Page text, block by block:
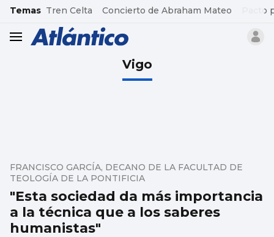
common.go-to-content
Temas Tren Celta Concierto de Abraham Mateo Pacto
header.menu.open
Vigo
"Esta sociedad da más importancia
a la técnica que a los saberes
humanistas"
FRANCISCO GARCÍA, DECANO DE LA FACULTAD DE
TEOLOGÍA DE LA PONTIFICIA